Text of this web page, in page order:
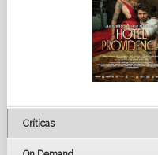
Críticas